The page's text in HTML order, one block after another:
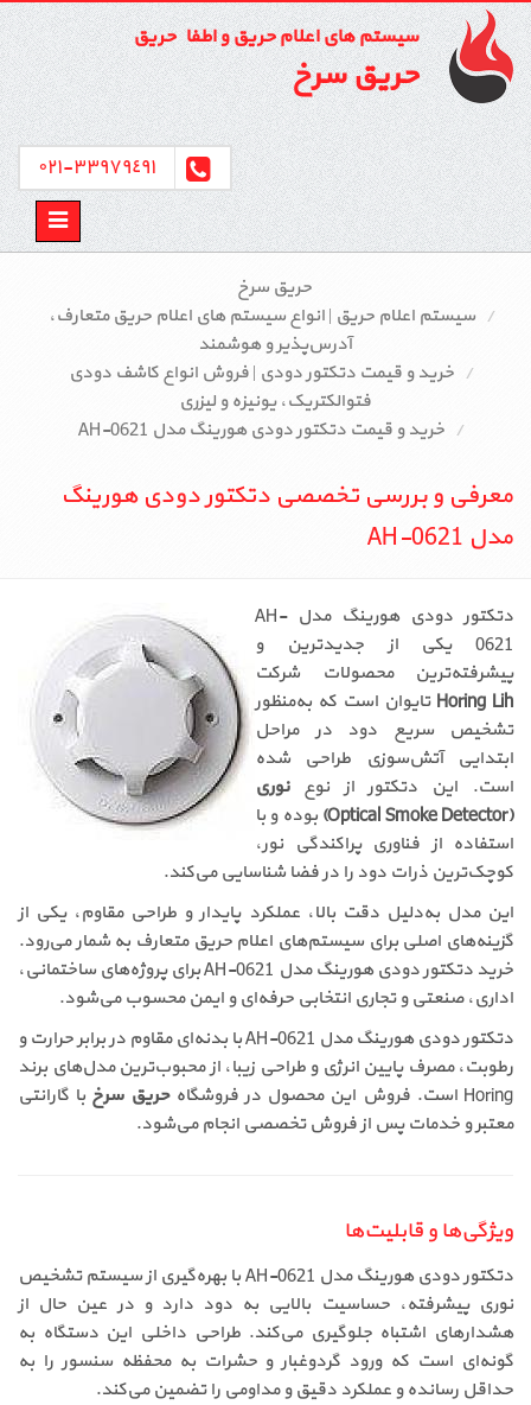
سیستم های اعلام حریق و اطفاء حریق
حریق سرخ
٣٣٩٧٩٤٩١-٠٢١
Toggle
حریق سرخ
سیستم اعلام حریق | انواع سیستم‌ های اعلام حریق متعارف،
آدرس‌پذیر و هوشمند
خرید و قیمت دتکتور دودی | فروش انواع کاشف دودی
فتوالکتریک، یونیزه و لیزری
خرید و قیمت دتکتور دودی هورینگ مدل AH-0621
معرفی و بررسی تخصصی دتکتور دودی هورینگ
مدل AH-0621
دتکتور دودی هورینگ مدل AH-
0621 یکی از جدیدترین و
پیشرفته‌ترین محصولات شرکت
Horing Lih تایوان است که به‌منظور
تشخیص سریع دود در مراحل
ابتدایی آتش‌سوزی طراحی شده
است. این دتکتور از نوعنوری
(Optical Smoke Detector)
بوده و با
استفاده از فناوری پراکندگی نور،
کوچک‌ترین ذرات دود را در فضا شناسایی می‌کند.
این مدل به‌دلیل دقت بالا، عملکرد پایدار و طراحی مقاوم، یکی از
گزینه‌های اصلی برای سیستم‌های اعلام حریق متعارف به شمار می‌رود.
خرید دتکتور دودی هورینگ مدل AH-0621 برای پروژه‌های ساختمانی،
اداری، صنعتی و تجاری انتخابی حرفه‌ای و ایمن محسوب می‌شود.
دتکتور دودی هورینگ مدل AH-0621 با بدنه‌ای مقاوم در برابر حرارت و
رطوبت، مصرف پایین انرژی و طراحی زیبا، از محبوب‌ترین مدل‌های برند
Horing است. فروش این محصول در فروشگاه
حریق سرخ با گارانتی
معتبر و خدمات پس از فروش تخصصی انجام می‌شود.
ویژگی‌ها و قابلیت‌ها
دتکتور دودی هورینگ مدل AH-0621 با بهره‌گیری از سیستم تشخیص
نوری پیشرفته، حساسیت بالایی به دود دارد و در عین حال از
هشدارهای اشتباه جلوگیری می‌کند. طراحی داخلی این دستگاه به
گونه‌ای است که ورود گردوغبار و حشرات به محفظه سنسور را به
حداقل رسانده و عملکرد دقیق و مداومی را تضمین می‌کند.